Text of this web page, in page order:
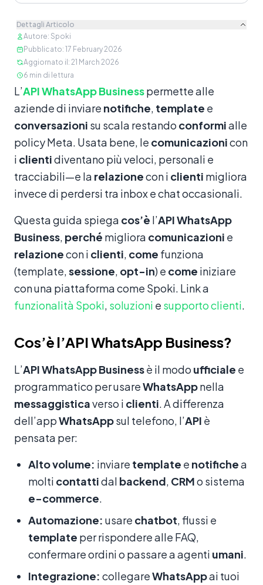
Dettagli Articolo
Autore: Spoki
Pubblicato: 17 February 2026
Aggiornato il : 21 March 2026
6 min di lettura
Contenuto
L’API WhatsApp Businesspermette alle
aziende di inviare notifiche, template e
conversazioni su scala restando conformialle
policy Meta. Usata bene, le comunicazionicon
i clientidiventano più veloci, personali e
tracciabili—e la relazionecon i clienti migliora
invece di perdersi tra inbox e chat occasionali.
Questa guida spiega cos’è l’API WhatsApp
Business, perché migliora comunicazioni e
relazionecon i clienti, come funziona
(template,sessione, opt-in) e come iniziare
con una piattaforma come Spoki. Link a
funzionalità Spoki, soluzioni e supporto clienti.
Cos’è l’API WhatsApp Business?
L’API WhatsApp Businessè il modo ufficiale e
programmatico per usareWhatsAppnella
messaggisticaverso i clienti. A differenza
dell’appWhatsAppsul telefono, l’API è
pensata per:
Alto volume: inviare template e notifichea
molti contattidal backend, CRMo sistema
e-commerce.
Automazione: usare chatbot, flussi e
template per rispondere alle FAQ,
confermare ordini o passare a agenti umani.
Integrazione: collegareWhatsAppai tuoi